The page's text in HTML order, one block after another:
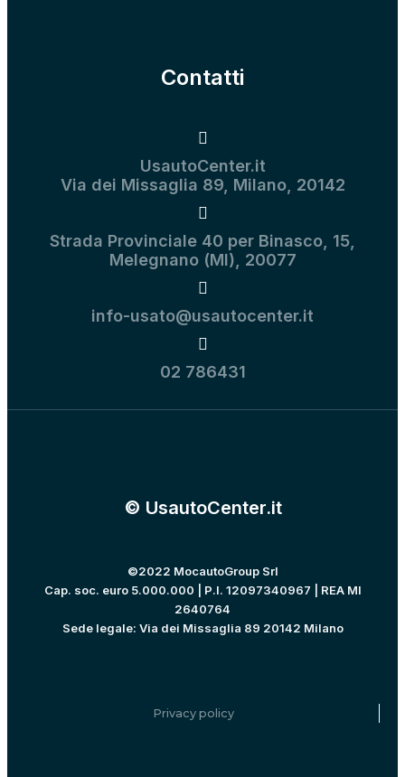
Contatti
UsautoCenter.it
Via dei Missaglia 89, Milano, 20142
Strada Provinciale 40 per Binasco, 15,
Melegnano (MI), 20077
info-usato@usautocenter.it
02 786431
© UsautoCenter.it
©2022 MocautoGroup Srl
Cap. soc. euro 5.000.000 | P.I. 12097340967 | REA MI
2640764
Sede legale: Via dei Missaglia 89 20142 Milano
Privacy policy